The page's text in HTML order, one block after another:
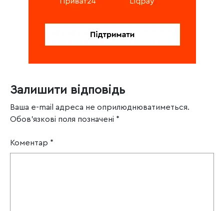
Залишити відповідь
Ваша e-mail адреса не оприлюднюватиметься.
Обов’язкові поля позначені *
Коментар *